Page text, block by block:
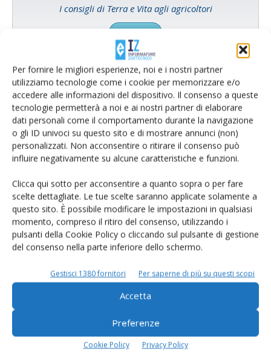
Per fornire le migliori esperienze, noi e i nostri partner
utilizziamo tecnologie come i cookie per memorizzare e/o
accedere alle informazioni del dispositivo. Il consenso a queste
tecnologie permetterà a noi e ai nostri partner di elaborare
dati personali come il comportamento durante la navigazione
o gli ID univoci su questo sito e di mostrare annunci (non)
personalizzati. Non acconsentire o ritirare il consenso può
influire negativamente su alcune caratteristiche e funzioni.
Clicca qui sotto per acconsentire a quanto sopra o per fare
scelte dettagliate. Le tue scelte saranno applicate solamente a
questo sito. È possibile modificare le impostazioni in qualsiasi
momento, compreso il ritiro del consenso, utilizzando i
pulsanti della Cookie Policy o cliccando sul pulsante di gestione
del consenso nella parte inferiore dello schermo.
Gestisci 1380 fornitori Per saperne di più su questi scopi
Accetta
Preferenze
Cookie Policy Privacy Policy
I consigli di Terra e Vita agli agricoltori
Rimani aggiornato sul mondo
dell’agricoltura